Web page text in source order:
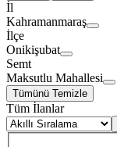
İl
Kahramanmaraş
İlçe
Onikişubat
Semt
Maksutlu Mahallesi
Tümünü Temizle
Tüm İlanlar